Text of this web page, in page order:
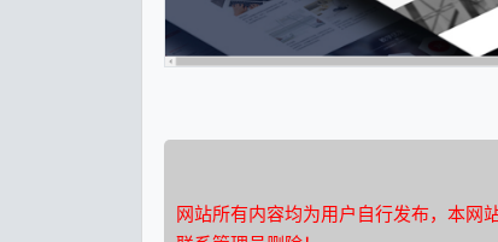
网站所有内容均为用户自行发布，本网